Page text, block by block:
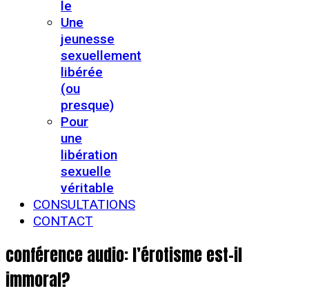
le
Une
jeunesse
sexuellement
libérée
(ou
presque)
Pour
une
libération
sexuelle
véritable
CONSULTATIONS
CONTACT
conférence audio: l’érotisme est-il
immoral?